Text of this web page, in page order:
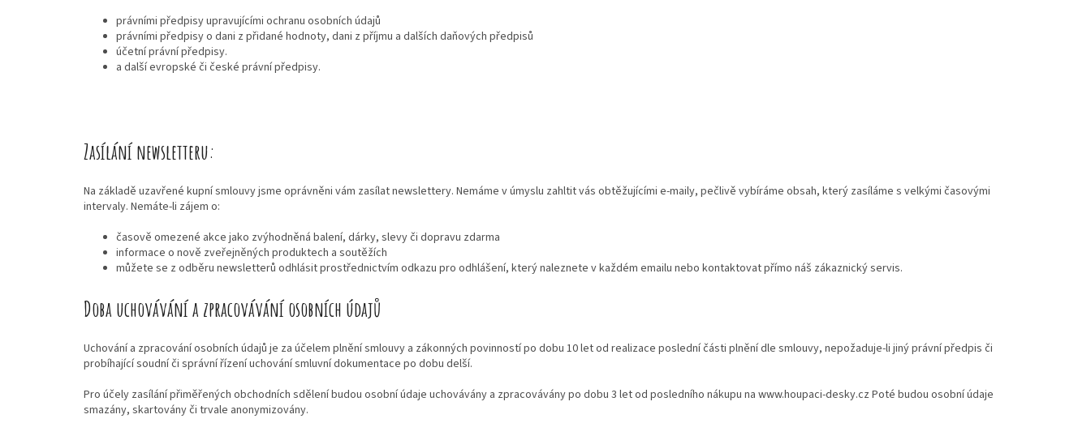
právními předpisy upravujícími ochranu osobních údajů
právními předpisy o dani z přidané hodnoty, dani z příjmu a dalších daňových předpisů
účetní právní předpisy.
a další evropské či české právní předpisy.
Zasílání newsletteru:
Na základě uzavřené kupní smlouvy jsme oprávněni vám zasílat newslettery. Nemáme v úmyslu zahltit vás obtěžujícími e-maily, pečlivě vybíráme obsah, který zasíláme s velkými časovými
intervaly. Nemáte-li zájem o:
časově omezené akce jako zvýhodněná balení, dárky, slevy či dopravu zdarma
informace o nově zveřejněných produktech a soutěžích
můžete se z odběru newsletterů odhlásit prostřednictvím odkazu pro odhlášení, který naleznete v každém emailu nebo kontaktovat přímo náš zákaznický servis.
Doba uchovávání a zpracovávání osobních údajů
Uchování a zpracování osobních údajů je za účelem plnění smlouvy a zákonných povinností po dobu 10 let od realizace poslední části plnění dle smlouvy, nepožaduje-li jiný právní předpis či
probíhající soudní či správní řízení uchování smluvní dokumentace po dobu delší.
Pro účely zasílání přiměřených obchodních sdělení budou osobní údaje uchovávány a zpracovávány po dobu 3 let od posledního nákupu na www.houpaci-desky.cz Poté budou osobní údaje
smazány, skartovány či trvale anonymizovány.